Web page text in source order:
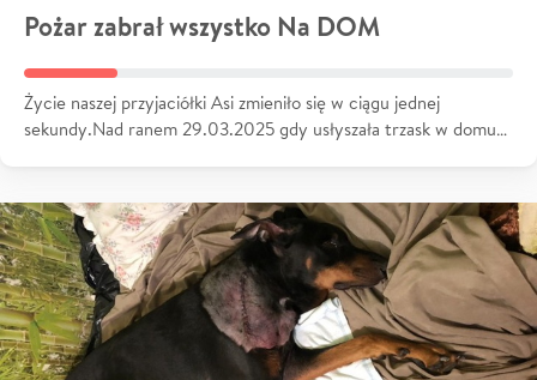
Pożar zabrał wszystko Na DOM
Życie naszej przyjaciółki Asi zmieniło się w ciągu jednej
sekundy.Nad ranem 29.03.2025 gdy usłyszała trzask w domu…